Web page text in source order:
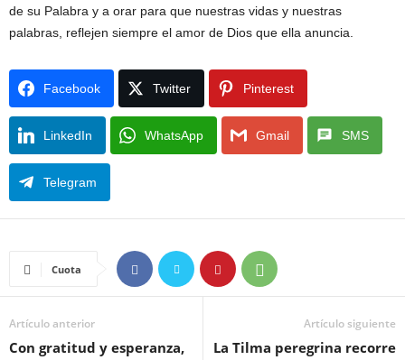
de su Palabra y a orar para que nuestras vidas y nuestras
palabras, reflejen siempre el amor de Dios que ella anuncia.
Facebook Twitter Pinterest
LinkedIn WhatsApp Gmail SMS
Telegram
Cuota
Artículo anterior
Con gratitud y esperanza,
Artículo siguiente
La Tilma peregrina recorre